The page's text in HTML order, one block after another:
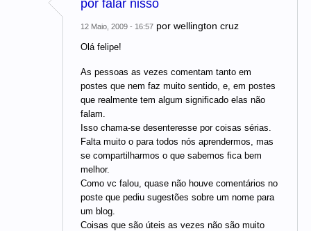
por falar nisso
12 Maio, 2009 - 16:57 por wellington cruz
Olá felipe!
As pessoas as vezes comentam tanto em
postes que nem faz muito sentido, e, em postes
que realmente tem algum significado elas não
falam.
Isso chama-se desenteresse por coisas sérias.
Falta muito o para todos nós aprendermos, mas
se compartilharmos o que sabemos fica bem
melhor.
Como vc falou, quase não houve comentários no
poste que pediu sugestões sobre um nome para
um blog.
Coisas que são úteis as vezes não são muito